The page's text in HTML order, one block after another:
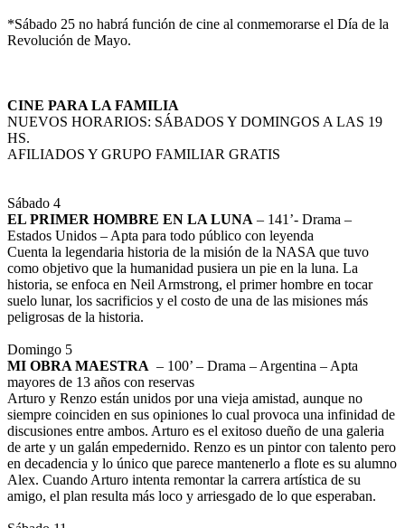
*Sábado 25 no habrá función de cine al conmemorarse el Día de la
Revolución de Mayo.
CINE PARA LA FAMILIA
NUEVOS HORARIOS: SÁBADOS Y DOMINGOS A LAS 19
HS.
AFILIADOS Y GRUPO FAMILIAR GRATIS
Sábado 4
EL PRIMER HOMBRE EN LA LUNA – 141’- Drama –
Estados Unidos – Apta para todo público con leyenda
Cuenta la legendaria historia de la misión de la NASA que tuvo
como objetivo que la humanidad pusiera un pie en la luna. La
historia, se enfoca en Neil Armstrong, el primer hombre en tocar
suelo lunar, los sacrificios y el costo de una de las misiones más
peligrosas de la historia.
Domingo 5
MI OBRA MAESTRA – 100’ – Drama – Argentina – Apta
mayores de 13 años con reservas
Arturo y Renzo están unidos por una vieja amistad, aunque no
siempre coinciden en sus opiniones lo cual provoca una infinidad de
discusiones entre ambos. Arturo es el exitoso dueño de una galeria
de arte y un galán empedernido. Renzo es un pintor con talento pero
en decadencia y lo único que parece mantenerlo a flote es su alumno
Alex. Cuando Arturo intenta remontar la carrera artística de su
amigo, el plan resulta más loco y arriesgado de lo que esperaban.